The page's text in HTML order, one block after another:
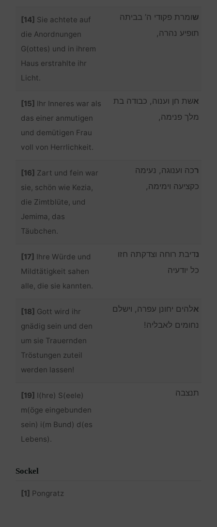
[14] Sie achtete auf
die Anordnungen
G(ottes) und in ihrem
Haus erstrahlte ihr
Licht.
שומרת פקודי ה’ בביתה
תופיע נהרה,
[15] Ihr Inneres war als
das einer anmutigen
und demütigen Frau
voll von Herrlichkeit.
אשת חן וענוה, כבודה בת
מלך פנימה,
[16] Zart und fein war
sie, schön wie Kezia,
die Zimtblüte, und
Jemima, das
Täubchen.
רכה וענוגה, נעימה
כקציעה וימימה,
[17] Ihre Würde und
Mildtätigkeit sahen
alle, die sie kannten.
נדיבת רוחה וצדקתה חזו
כל יודעיה
[18] Gott wird ihr
gnädig sein und den
um sie Trauernden
Tröstungen zuteil
werden lassen!
אלהים יחונן עפרה, וישלם
נחומים לאבליה!
[19] I(hre) S(eele)
m(öge eingebunden
sein) i(m Bund) d(es
Lebens).
תנצבה
Sockel
[1] Pongratz